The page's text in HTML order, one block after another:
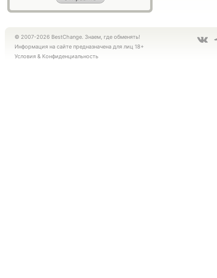
© 2007-2026 BestChange. Знаем, где обменять!
Информация на сайте предназначена для лиц 18+
Условия & Конфиденциальность